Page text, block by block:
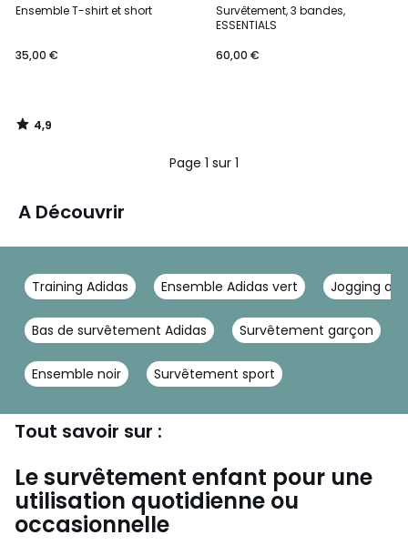
Ensemble T-shirt et short
35,00 €
/ 5
4,9
/
Survêtement, 3 bandes,
ESSENTIALS
60,00 €
Page 1 sur 1
A Découvrir
Training Adidas Ensemble Adidas vert Jogging ado
Bas de survêtement Adidas Survêtement garçon
Ensemble noir Survêtement sport
Tout savoir sur :
Le survêtement enfant pour une
utilisation quotidienne ou
occasionnelle